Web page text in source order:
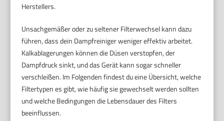
Herstellers.
Unsachgemäßer oder zu seltener Filterwechsel kann dazu
führen, dass dein Dampfreiniger weniger effektiv arbeitet.
Kalkablagerungen können die Düsen verstopfen, der
Dampfdruck sinkt, und das Gerät kann sogar schneller
verschleißen. Im Folgenden findest du eine Übersicht, welche
Filtertypen es gibt, wie häufig sie gewechselt werden sollten
und welche Bedingungen die Lebensdauer des Filters
beeinflussen.